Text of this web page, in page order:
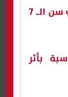
الأولى وأنا ضد انتقاله للأب في سن الـ 7
بأثر